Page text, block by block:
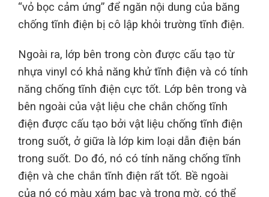
“vỏ bọc cảm ứng” để ngăn nội dung của băng
chống tĩnh điện bị cô lập khỏi trường tĩnh điện.
Ngoài ra, lớp bên trong còn được cấu tạo từ
nhựa vinyl có khả năng khử tĩnh điện và có tính
năng chống tĩnh điện cực tốt. Lớp bên trong và
bên ngoài của vật liệu che chắn chống tĩnh
điện được cấu tạo bởi vật liệu chống tĩnh điện
trong suốt, ở giữa là lớp kim loại dẫn điện bán
trong suốt. Do đó, nó có tính năng chống tĩnh
điện và che chắn tĩnh điện rất tốt. Bề ngoài
của nó có màu xám bạc và trong mờ, có thể